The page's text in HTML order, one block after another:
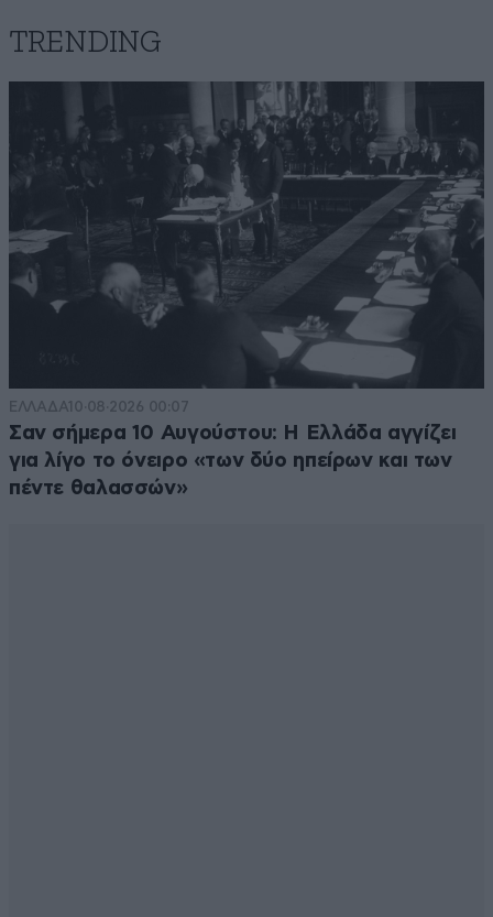
TRENDING
ΕΛΛΑΔΑ10·08·2026 00:07
Σαν σήμερα 10 Αυγούστου: Η Ελλάδα αγγίζει
για λίγο το όνειρο «των δύο ηπείρων και των
πέντε θαλασσών»